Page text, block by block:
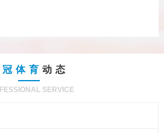
冠体育 动态
SERVICE